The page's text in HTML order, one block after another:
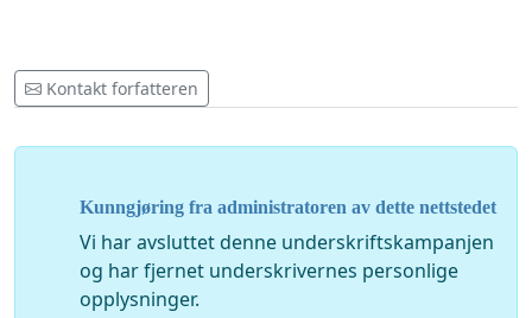
Kontakt forfatteren
Kunngjøring fra administratoren av dette nettstedet
Vi har avsluttet denne underskriftskampanjen
og har fjernet underskrivernes personlige
opplysninger.